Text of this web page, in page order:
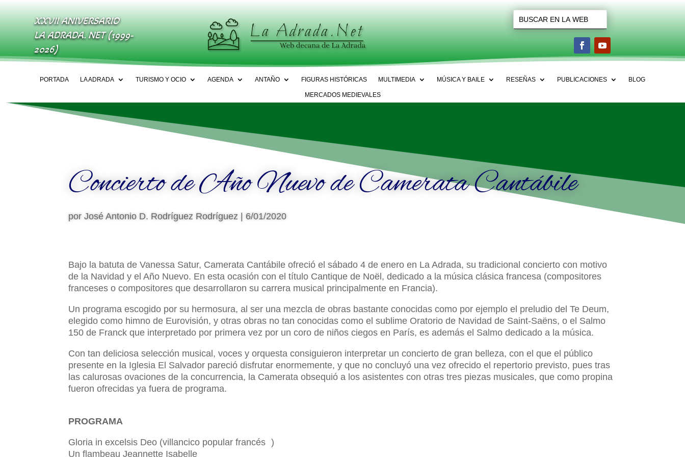
XXVII ANIVERSARIO
LA ADRADA. NET (1999-
2026)
PORTADA LA ADRADA TURISMO Y OCIO AGENDA ANTAÑO FIGURAS HISTÓRICAS MULTIMEDIA MÚSICA Y BAILE RESEÑAS PUBLICACIONES BLOG
MERCADOS MEDIEVALES
Concierto de Año Nuevo de Camerata Cantábile
porJosé Antonio D. Rodríguez Rodríguez |6/01/2020
Bajo la batuta de Vanessa Satur, Camerata Cantábile ofreció el sábado 4 de enero en La Adrada, su tradicional concierto con motivo
de la Navidad y el Año Nuevo. En esta ocasión con el título Cantique de Noël, dedicado a la música clásica francesa (compositores
franceses o compositores que desarrollaron su carrera musical principalmente en Francia).
Un programa escogido por su hermosura, al ser una mezcla de obras bastante conocidas como por ejemplo el preludio del Te Deum,
elegido como himno de Eurovisión, y otras obras no tan conocidas como el sublime Oratorio de Navidad de Saint-Saëns, o el Salmo
150 de Franck que interpretado por primera vez por un coro de niños ciegos en París, es además el Salmo dedicado a la música.
Con tan deliciosa selección musical, voces y orquesta consiguieron interpretar un concierto de gran belleza, con el que el público
presente en la Iglesia El Salvador pareció disfrutar enormemente, y que no concluyó una vez ofrecido el repertorio previsto, pues tras
las calurosas ovaciones de la concurrencia, la Camerata obsequió a los asistentes con otras tres piezas musicales, que como propina
fueron ofrecidas ya fuera de programa.
PROGRAMA
Gloria in excelsis Deo (villancico popular francés )
Un flambeau Jeannette Isabelle